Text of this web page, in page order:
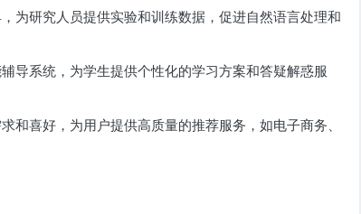
为研究人员提供实验和训练数据，促进自然语言处理和
导系统，为学生提供个性化的学习方案和答疑解惑服
和喜好，为用户提供高质量的推荐服务，如电子商务、